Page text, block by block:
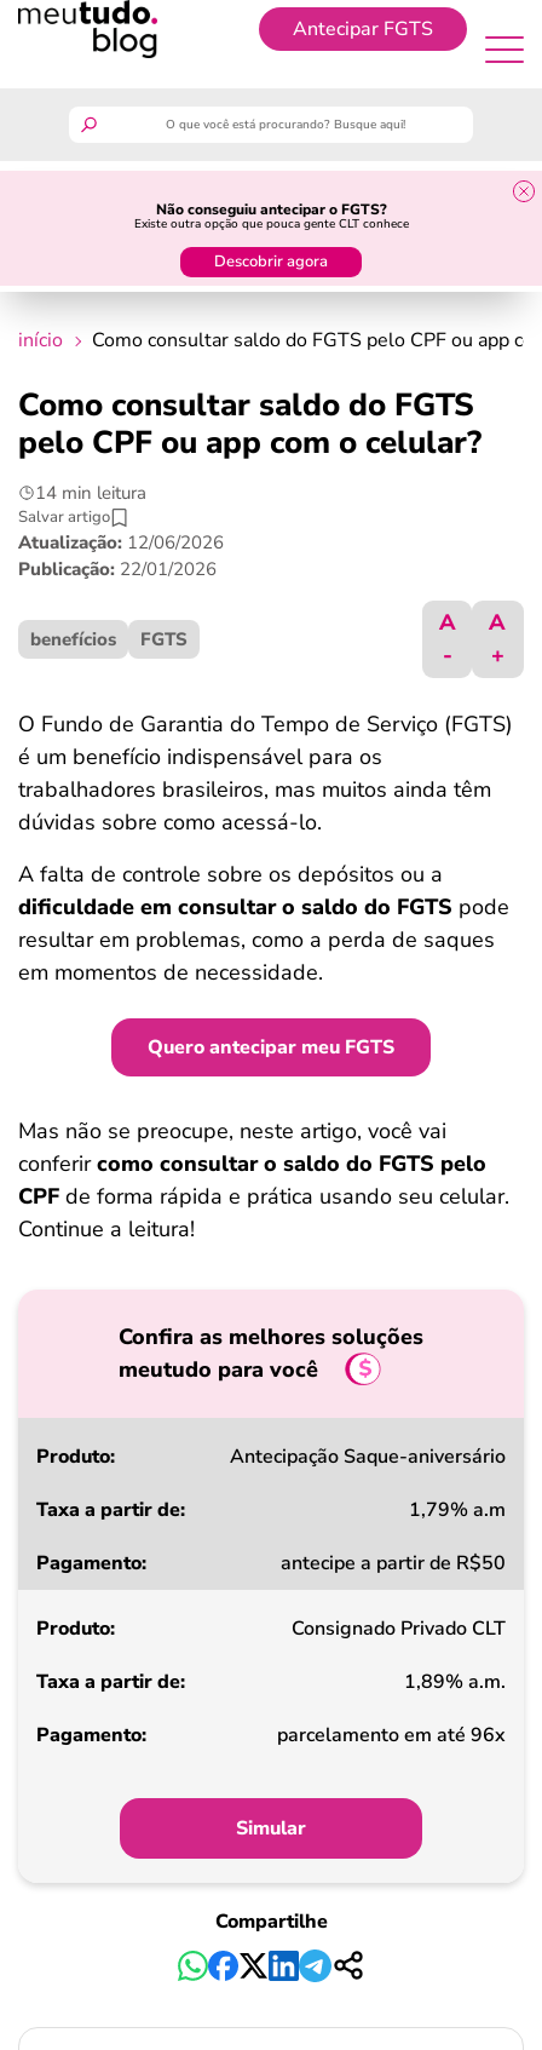
Antecipar FGTS
Não conseguiu antecipar o FGTS?
Existe outra opção que pouca gente CLT conhece
Descobrir agora
Antecipar FGTS
guia do trabalhador
crédito fácil
últimas notícias
ferramentas
início Como consultar saldo do FGTS pelo CPF ou app
Como consultar saldo do FGTS
pelo CPF ou app com o celular?
14 min leitura
Salvar artigo
Atualização: 12/06/2026
Publicação: 22/01/2026
benefícios FGTS
A
-
A
+
O Fundo de Garantia do Tempo de Serviço (FGTS)
é um benefício indispensável para os
trabalhadores brasileiros, mas muitos ainda têm
dúvidas sobre como acessá-lo.
A falta de controle sobre os depósitos ou a
dificuldade em consultar o saldo do FGTS pode
resultar em problemas, como a perda de saques
em momentos de necessidade.
Quero antecipar meu FGTS
Mas não se preocupe, neste artigo, você vai
conferircomo consultar o saldo do FGTS pelo
CPF de forma rápida e prática usando seu celular.
Continue a leitura!
Confira as melhores soluções
meutudo para você
Produto
a
de
Pagamento
Antecipação Saque-aniversário
1,79% a.m
antecipe a partir de R$50
Consignado Privado CLT
1,89% a.m.
parcelamento em até 96x
Simular
Compartilhe